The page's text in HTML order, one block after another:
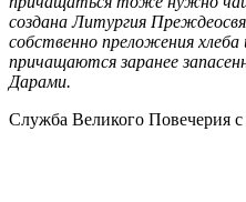
создана Литургия
собственно преложения хлеба
причащаются заранее
Дарами.
Служба Великого Повечерия